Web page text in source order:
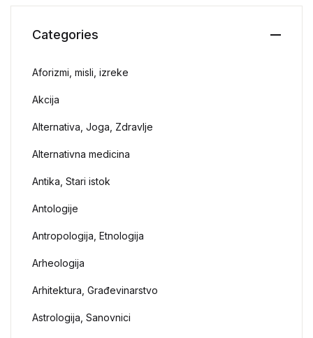
Categories
Aforizmi, misli, izreke
Akcija
Alternativa, Joga, Zdravlje
Alternativna medicina
Antika, Stari istok
Antologije
Antropologija, Etnologija
Arheologija
Arhitektura, Građevinarstvo
Astrologija, Sanovnici